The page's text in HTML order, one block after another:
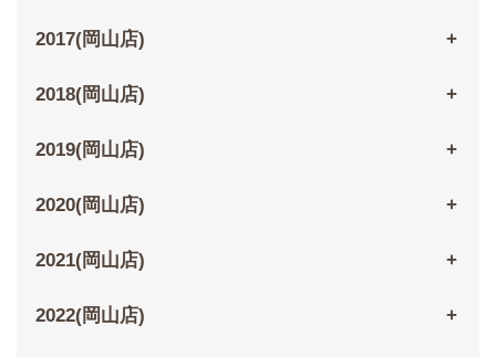
2017(岡山店)
2018(岡山店)
2019(岡山店)
2020(岡山店)
2021(岡山店)
2022(岡山店)